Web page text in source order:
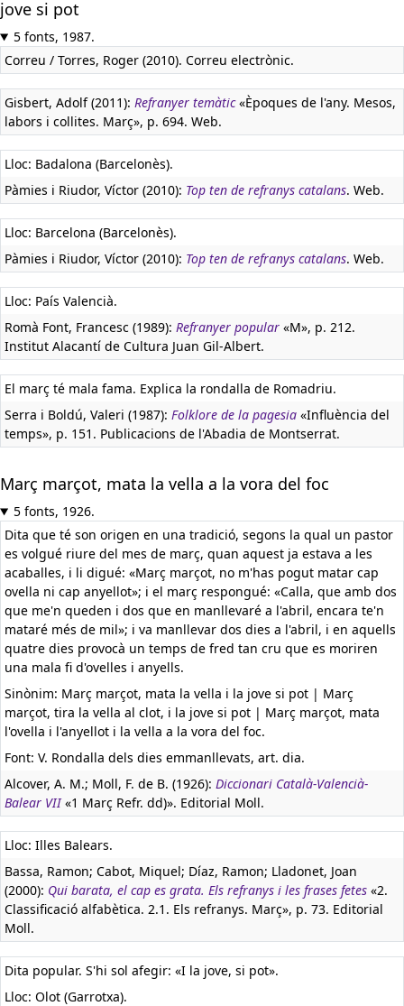
jove si pot
5 fonts, 1987.
Correu / Torres, Roger (2010). Correu electrònic.
Gisbert, Adolf (2011): Refranyer temàtic«Èpoques de l'any. Mesos,
labors i collites. Març», p. 694. Web.
Lloc: Badalona (Barcelonès).
Pàmies i Riudor, Víctor (2010): Top ten de refranys catalans. Web.
Lloc: Barcelona (Barcelonès).
Pàmies i Riudor, Víctor (2010): Top ten de refranys catalans. Web.
Lloc: País Valencià.
Romà Font, Francesc (1989): Refranyer popular «M», p. 212.
Institut Alacantí de Cultura Juan Gil-Albert.
El març té mala fama. Explica la rondalla de Romadriu.
Serra i Boldú, Valeri (1987): Folklore de la pagesia «Influència del
temps», p. 151. Publicacions de l'Abadia de Montserrat.
Març marçot, mata la vella a la vora del foc
5 fonts, 1926.
Dita que té son origen en una tradició, segons la qual un pastor
es volgué riure del mes de març, quan aquest ja estava a les
acaballes, i li digué: «Març marçot, no m'has pogut matar cap
ovella ni cap anyellot»; i el març respongué: «Calla, que amb dos
que me'n queden i dos que en manllevaré a l'abril, encara te'n
mataré més de mil»; i va manllevar dos dies a l'abril, i en aquells
quatre dies provocà un temps de fred tan cru que es moriren
una mala fi d'ovelles i anyells.
Sinònim: Març marçot, mata la vella i la jove si pot | Març
marçot, tira la vella al clot, i la jove si pot | Març marçot, mata
l'ovella i l'anyellot i la vella a la vora del foc.
Font: V. Rondalla dels dies emmanllevats, art. dia.
Alcover, A. M.; Moll, F. de B. (1926): Diccionari Català-Valencià-
Balear VII«1 Març Refr. dd)». Editorial Moll.
Lloc: Illes Balears.
Bassa, Ramon; Cabot, Miquel; Díaz, Ramon; Lladonet, Joan
(2000): Qui barata, el cap es grata. Els refranys i les frases fetes «2.
Classificació alfabètica. 2.1. Els refranys. Març», p. 73. Editorial
Moll.
Dita popular. S'hi sol afegir: «I la jove, si pot».
Lloc: Olot (Garrotxa).